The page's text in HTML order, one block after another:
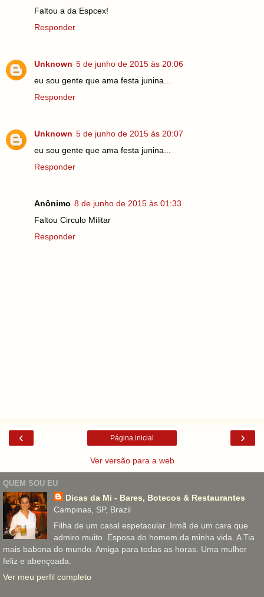
Faltou a da Espcex!
Responder
Unknown 5 de junho de 2015 às 20:06
eu sou gente que ama festa junina...
Responder
Unknown 5 de junho de 2015 às 20:07
eu sou gente que ama festa junina...
Responder
Anônimo 8 de junho de 2015 às 01:33
Faltou Circulo Militar
Responder
‹ ›
Página inicial
Ver versão para a web
QUEM SOU EU
Dicas da Mi - Bares, Botecos & Restaurantes
Campinas, SP, Brazil
Filha de um casal espetacular. Irmã de um cara que
admiro muito. Esposa do homem da minha vida. A Tia
mais babona do mundo. Amiga para todas as horas. Uma mulher
feliz e abençoada.
Ver meu perfil completo